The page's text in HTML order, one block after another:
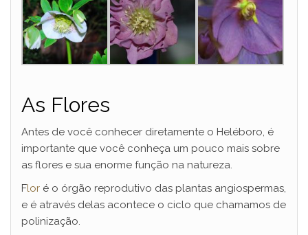
As Flores
Antes de você conhecer diretamente o Heléboro, é
importante que você conheça um pouco mais sobre
as flores e sua enorme função na natureza.
Flor é o órgão reprodutivo das plantas angiospermas,
e é através delas acontece o ciclo que chamamos de
polinização.